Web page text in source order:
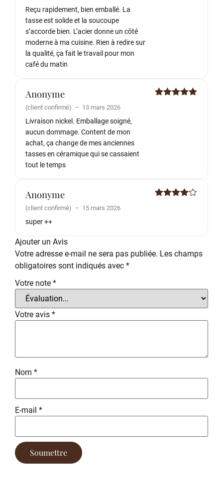
Reçu rapidement, bien emballé. La
tasse est solide et la soucoupe
s’accorde bien. L’acier donne un côté
moderne à ma cuisine. Rien à redire sur
la qualité, ça fait le travail pour mon
café du matin
Anonyme
(client confirmé) – 13 mars 2026
Livraison nickel. Emballage soigné,
aucun dommage. Content de mon
achat, ça change de mes anciennes
tasses en céramique qui se cassaient
tout le temps
Anonyme
(client confirmé) – 15 mars 2026
super ++
Ajouter un Avis
Votre adresse e-mail ne sera pas publiée. Les champs
obligatoires sont indiqués avec *
Votre note *
Votre avis *
Nom *
E-mail *